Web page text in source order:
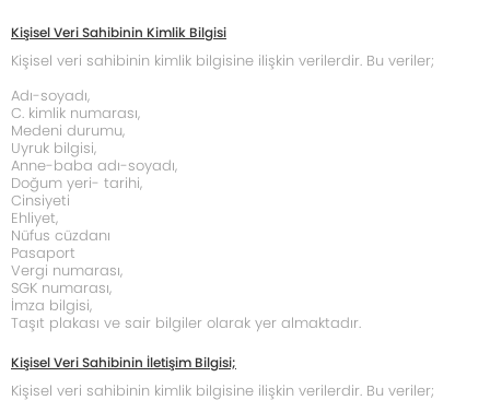
Kişisel Veri Sahibinin Kimlik Bilgisi
Kişisel veri sahibinin kimlik bilgisine ilişkin verilerdir. Bu veriler;
Adı-soyadı,
C. kimlik numarası,
Medeni durumu,
Uyruk bilgisi,
Anne-baba adı-soyadı,
Doğum yeri- tarihi,
Cinsiyeti
Ehliyet,
Nüfus cüzdanı
Pasaport
Vergi numarası,
SGK numarası,
İmza bilgisi,
Taşıt plakası ve sair bilgiler olarak yer almaktadır.
Kişisel Veri Sahibinin İletişim Bilgisi;
Kişisel veri sahibinin kimlik bilgisine ilişkin verilerdir. Bu veriler;